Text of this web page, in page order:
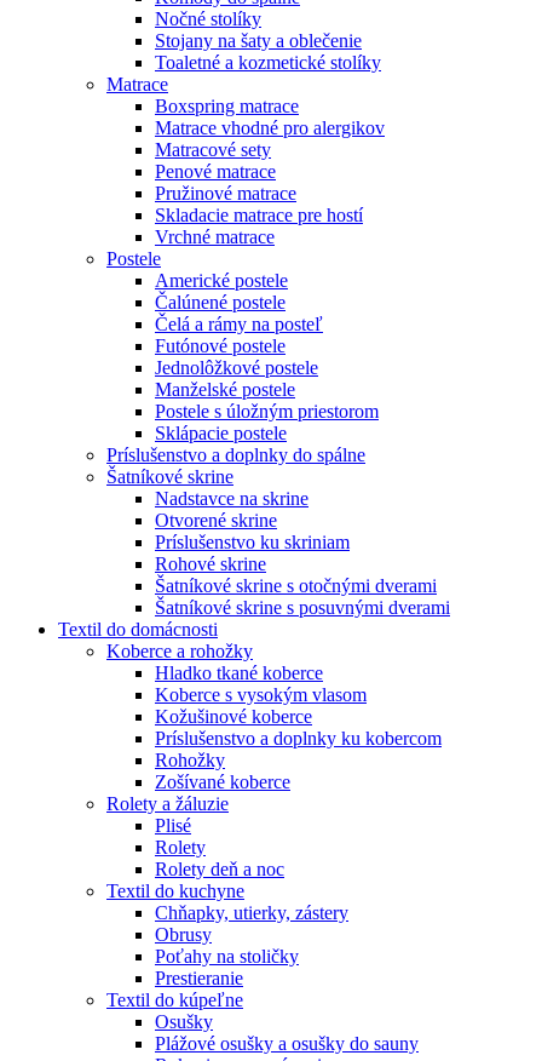
Nočné stolíky
Stojany na šaty a oblečenie
Toaletné a kozmetické stolíky
Matrace
Boxspring matrace
Matrace vhodné pro alergikov
Matracové sety
Penové matrace
Pružinové matrace
Skladacie matrace pre hostí
Vrchné matrace
Postele
Americké postele
Čalúnené postele
Čelá a rámy na posteľ
Futónové postele
Jednolôžkové postele
Manželské postele
Postele s úložným priestorom
Sklápacie postele
Príslušenstvo a doplnky do spálne
Šatníkové skrine
Nadstavce na skrine
Otvorené skrine
Príslušenstvo ku skriniam
Rohové skrine
Šatníkové skrine s otočnými dverami
Šatníkové skrine s posuvnými dverami
Textil do domácnosti
Koberce a rohožky
Hladko tkané koberce
Koberce s vysokým vlasom
Kožušinové koberce
Príslušenstvo a doplnky ku kobercom
Rohožky
Zošívané koberce
Rolety a žáluzie
Plisé
Rolety
Rolety deň a noc
Textil do kuchyne
Chňapky, utierky, zástery
Obrusy
Poťahy na stoličky
Prestieranie
Textil do kúpeľne
Osušky
Plážové osušky a osušky do sauny